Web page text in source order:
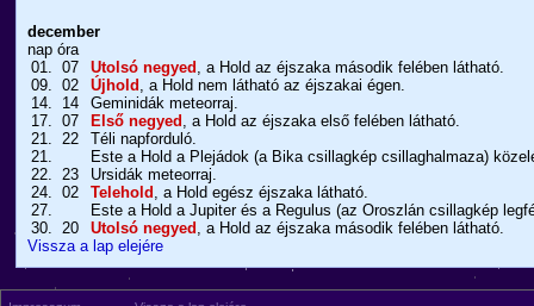
december
nap óra
01.
07 Utolsó negyed , a Hold az éjszaka második felében látható.
09.
02 Újhold , a Hold nem látható az éjszakai égen.
14.
14
Geminidák meteorraj.
17.
07 Első negyed , a Hold az éjszaka első felében látható.
21.
22
Téli napforduló.
21.
Este a Hold a Plejádok (a Bika csillagkép csillaghalmaza)
22.
23
Ursidák meteorraj.
24.
02 Telehold , a Hold egész éjszaka látható.
27.
Este a Hold a Jupiter és a Regulus (az Oroszlán csillagkép
30.
20 Utolsó negyed , a Hold az éjszaka második felében látható.
Vissza a lap elejére